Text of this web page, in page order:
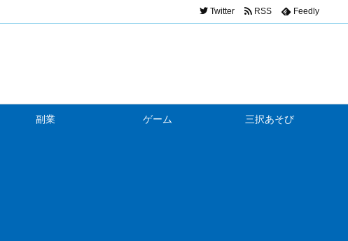
副業 ゲーム 三択あそび
Twitter RSS Feedly